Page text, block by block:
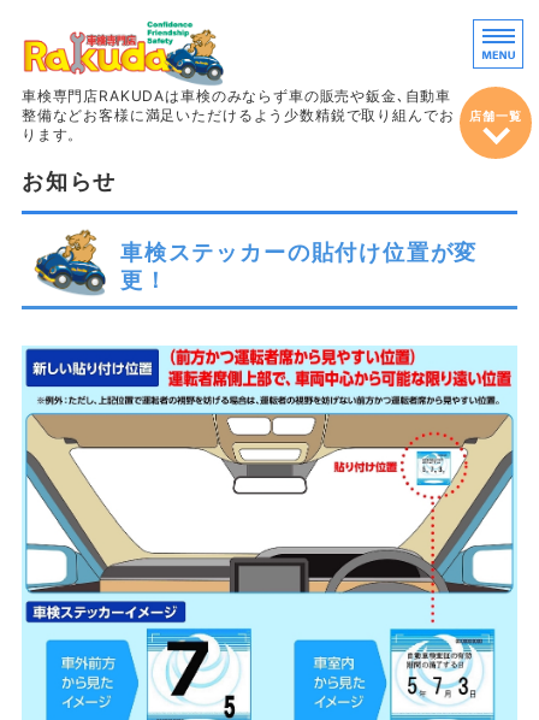
車両販売・
車検専門店RAKUDAは車検のみならず車の販売や鈑金､自動車
整備などお客様に満足いただけるよう少数精鋭で取り組んでお
ります。
ホーム
整備＆定期点検
鈑金・塗装
車両販売
お知らせ
車検ステッカーの貼付け位置が変
更！
店舗一覧